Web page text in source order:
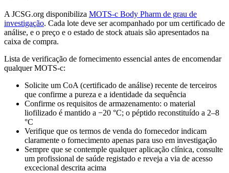
A JCSG.org disponibiliza MOTS-c Body Pharm de grau de
investigação. Cada lote deve ser acompanhado por um certificado de
análise, e o preço e o estado de stock atuais são apresentados na
caixa de compra.
Lista de verificação de fornecimento essencial antes de encomendar
qualquer MOTS-c:
Solicite um CoA (certificado de análise) recente de terceiros
que confirme a pureza e a identidade da sequência
Confirme os requisitos de armazenamento: o material
liofilizado é mantido a −20 °C; o péptido reconstituído a 2–8
°C
Verifique que os termos de venda do fornecedor indicam
claramente o fornecimento apenas para uso em investigação
Sempre que se contemple qualquer aplicação clínica, consulte
um profissional de saúde registado e reveja a via de acesso
excecional descrita acima